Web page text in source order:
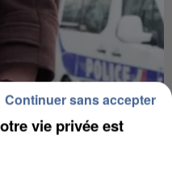
vie privée est
Continuer sans accepter